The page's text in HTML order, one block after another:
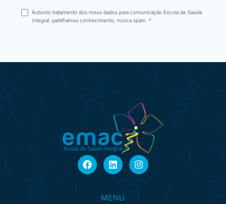
Autorizo tratamento dos meus dados para comunicação Escola de Saúde
Integral: partilhamos conhecimento, nunca spam. *
MENU